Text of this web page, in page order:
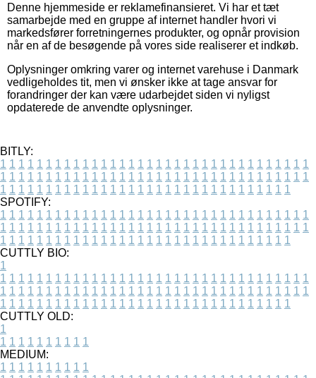
Denne hjemmeside er reklamefinansieret. Vi har et tæt
samarbejde med en gruppe af internet handler hvori vi
markedsfører forretningernes produkter, og opnår provision
når en af de besøgende på vores side realiserer et indkøb.
Oplysninger omkring varer og internet varehuse i Danmark
vedligeholdes tit, men vi ønsker ikke at tage ansvar for
forandringer der kan være udarbejdet siden vi nyligst
opdaterede de anvendte oplysninger.
BITLY:
1 1 1 1 1 1 1 1 1 1 1 1 1 1 1 1 1 1 1 1 1 1 1 1 1 1 1 1 1 1 1 1 1 1
1 1 1 1 1 1 1 1 1 1 1 1 1 1 1 1 1 1 1 1 1 1 1 1 1 1 1 1 1 1 1 1 1 1
1 1 1 1 1 1 1 1 1 1 1 1 1 1 1 1 1 1 1 1 1 1 1 1 1 1 1 1 1 1 1 1
SPOTIFY:
1 1 1 1 1 1 1 1 1 1 1 1 1 1 1 1 1 1 1 1 1 1 1 1 1 1 1 1 1 1 1 1 1 1
1 1 1 1 1 1 1 1 1 1 1 1 1 1 1 1 1 1 1 1 1 1 1 1 1 1 1 1 1 1 1 1 1 1
1 1 1 1 1 1 1 1 1 1 1 1 1 1 1 1 1 1 1 1 1 1 1 1 1 1 1 1 1 1 1 1
CUTTLY BIO:
1
1 1 1 1 1 1 1 1 1 1 1 1 1 1 1 1 1 1 1 1 1 1 1 1 1 1 1 1 1 1 1 1 1 1
1 1 1 1 1 1 1 1 1 1 1 1 1 1 1 1 1 1 1 1 1 1 1 1 1 1 1 1 1 1 1 1 1 1
1 1 1 1 1 1 1 1 1 1 1 1 1 1 1 1 1 1 1 1 1 1 1 1 1 1 1 1 1 1 1 1
CUTTLY OLD:
1
1 1 1 1 1 1 1 1 1 1
MEDIUM:
1 1 1 1 1 1 1 1 1 1